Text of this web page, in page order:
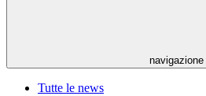
navigazione
Tutte le news